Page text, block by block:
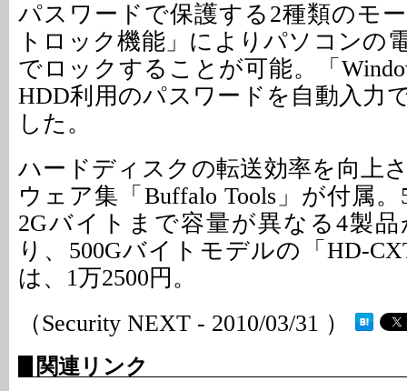
パスワードで保護する2種類のモ
トロック機能」によりパソコンの
でロックすることが可能。「
HDD利用のパスワードを自動入力
した。
ハードディスクの転送効率を向上
ウェア集「Buffalo Tools」が付属
2Gバイトまで容量が異なる4製
り、500Gバイトモデルの「HD-
は、1万2500円。
（Security NEXT - 2010/03/31 ）
関連リンク